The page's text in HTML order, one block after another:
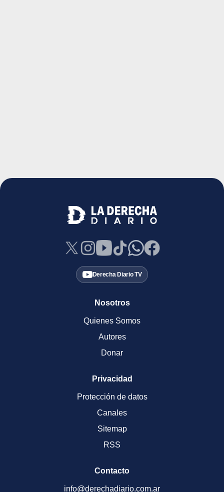
Derecha Diario TV
Nosotros
Quienes Somos
Autores
Donar
Privacidad
Protección de datos
Canales
Sitemap
RSS
Contacto
info@derechadiario.com.ar